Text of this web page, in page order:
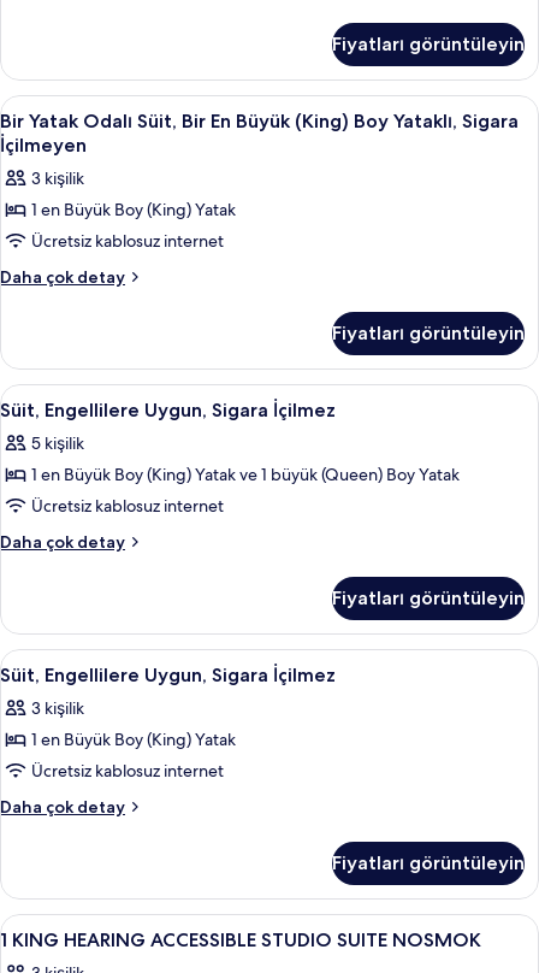
Uygun
için
tüm
fotoğrafları
görün
Boy
Yataklı,
Sigara
İçilmeyen,
Engellilere
Uygun
hakkında
fazla
detay
Fiyatları görüntüleyin
Bir
Yatak
Odalı
Süit,
Bir
En
Büyük
Yataklı,
Sigara
İçilmeyen
için
tüm
fotoğrafları
Masa, ütü/ütü masası, ücretsiz beşik/
4
Bir Yatak Odalı Süit, Bir En Büyük (King) Boy Yataklı, Sigara
İçilmeyen
3 kişilik
1 en Büyük Boy (King) Yatak
Ücretsiz kablosuz internet
Daha çok detay
Bir
Bir
En
Büyük
Boy
Yataklı,
Sigara
İçilmeyen
hakkında
daha
Fiyatları görüntüleyin
Süit,
Engellilere
Uygun,
Sigara
İçilmez
için
görün
Masa, ütü/ütü masası, ücretsiz beşik/
6
Süit, Engellilere Uygun, Sigara İçilmez
5 kişilik
1 en Büyük Boy (King) Yatak ve 1 büyük (Queen) Boy Yatak
Ücretsiz kablosuz internet
Daha çok detay
Süit,
İçilmez
hakkında
daha
detay
Fiyatları görüntüleyin
Süit,
Engellilere
Uygun,
Sigara
İçilmez
için
görün
Masa, ütü/ütü masası, ücretsiz beşik/
4
Süit, Engellilere Uygun, Sigara İçilmez
3 kişilik
1 en Büyük Boy (King) Yatak
Ücretsiz kablosuz internet
Daha çok detay
Süit,
İçilmez
hakkında
daha
Fiyatları görüntüleyin
1
KING
Masa, ütü/ütü masası, ücretsiz beşik/
16
1 KING HEARING ACCESSIBLE STUDIO SUITE NOSMOK